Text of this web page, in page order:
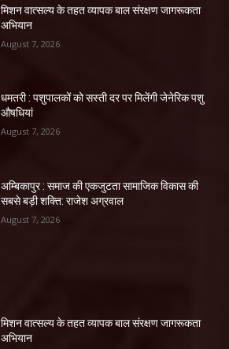
मिशन वात्सल्य के तहत व्यापक बाल संरक्षण जागरूकता
अभियान
August 7, 2026
धमतरी : पशुपालकों को सस्ती दर पर मिलेंगी जेनेरिक पशु
औषधियां
August 7, 2026
अम्बिकापुर : समाज की एकजुटता सामाजिक विकास की
सबसे बड़ी शक्ति: राजेश अग्रवाल
August 7, 2026
मिशन वात्सल्य के तहत व्यापक बाल संरक्षण जागरूकता
अभियान